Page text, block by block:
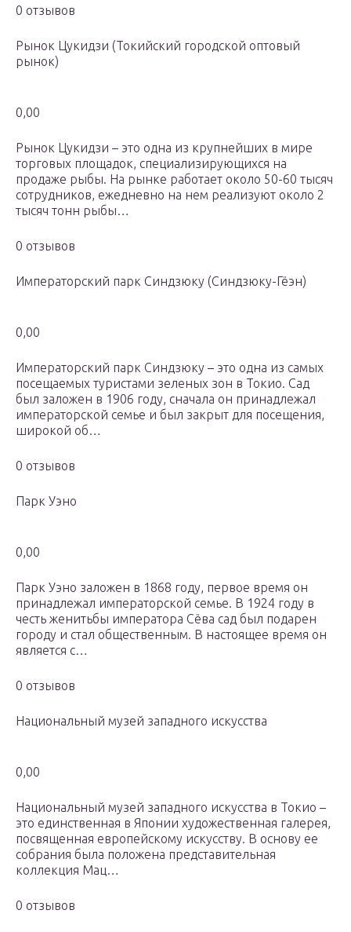
0 отзывов
Рынок Цукидзи (Токийский городской оптовый
рынок)
0,00
Рынок Цукидзи – это одна из крупнейших в мире
торговых площадок, специализирующихся на
продаже рыбы. На рынке работает около 50-60 тысяч
сотрудников, ежедневно на нем реализуют около 2
тысяч тонн рыбы…
0 отзывов
Императорский парк Синдзюку (Синдзюку-Гёэн)
0,00
Императорский парк Синдзюку – это одна из самых
посещаемых туристами зеленых зон в Токио. Сад
был заложен в 1906 году, сначала он принадлежал
императорской семье и был закрыт для посещения,
широкой об…
0 отзывов
Парк Уэно
0,00
Парк Уэно заложен в 1868 году, первое время он
принадлежал императорской семье. В 1924 году в
честь женитьбы императора Сёва сад был подарен
городу и стал общественным. В настоящее время он
является с…
0 отзывов
Национальный музей западного искусства
0,00
Национальный музей западного искусства в Токио –
это единственная в Японии художественная галерея,
посвященная европейскому искусству. В основу ее
собрания была положена представительная
коллекция Мац…
0 отзывов